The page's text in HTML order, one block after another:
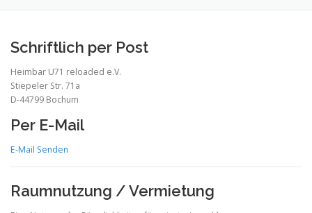
DATENSCHUTZERKLÄRUNG
Schriftlich per Post
Heimbar U71 reloaded e.V.
Stiepeler Str. 71a
D-44799 Bochum
Per E-Mail
E-Mail Senden
Raumnutzung / Vermietung